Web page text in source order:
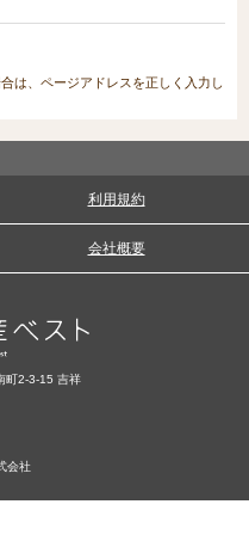
は、ページアドレスを正しく入力し
利用規約
会社概要
町2-3-15 吉祥
会社